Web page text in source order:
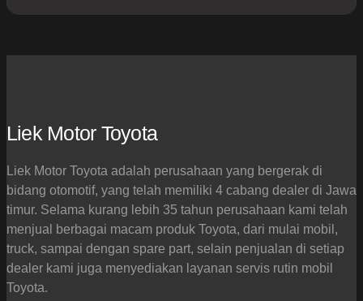
Liek Motor Toyota
Liek Motor Toyota adalah perusahaan yang bergerak di
bidang otomotif, yang telah memiliki 4 cabang dealer di Jawa
timur. Selama kurang lebih 35 tahun perusahaan kami telah
menjual berbagai macam produk Toyota, dari mulai mobil,
truck, sampai dengan spare part, selain penjualan di setiap
dealer kami juga menyediakan layanan servis rutin mobil
Toyota.